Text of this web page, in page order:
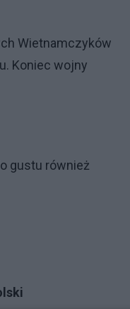
Wietnamczyków
Koniec wojny
gustu również